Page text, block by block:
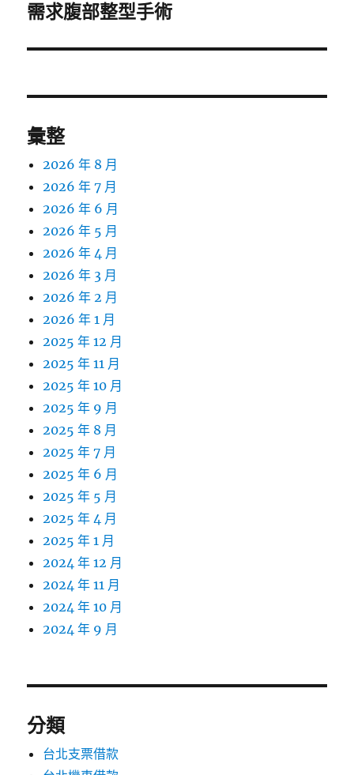
一
文
需求腹部整型手術
彙整
2026 年 8 月
2026 年 7 月
2026 年 6 月
2026 年 5 月
2026 年 4 月
2026 年 3 月
2026 年 2 月
2026 年 1 月
2025 年 12 月
2025 年 11 月
2025 年 10 月
2025 年 9 月
2025 年 8 月
2025 年 7 月
2025 年 6 月
2025 年 5 月
2025 年 4 月
2025 年 1 月
2024 年 12 月
2024 年 11 月
2024 年 10 月
2024 年 9 月
分類
台北支票借款